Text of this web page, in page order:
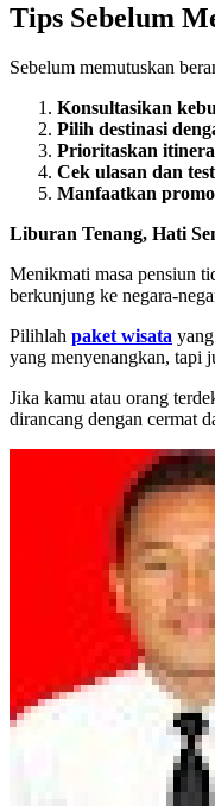
Tips Sebelum
Sebelum memutuskan
Konsultasikan
Pilih destinasi
Prioritaskan
Cek ulasan dan
Manfaatkan promo
Liburan Tenang, Hati
Menikmati masa pensiun
berkunjung ke negara-
Pilihlah paket wisata
yang menyenangkan, tapi
Jika kamu atau orang
dirancang dengan cermat